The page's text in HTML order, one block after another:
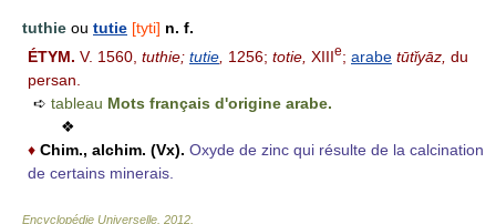
tuthie ou tutie [tyti] n. f.
ÉTYM. V. 1560, tuthie; tutie, 1256; totie, XIIIe; arabe tūtǐyāz, du
persan.
➪ tableau Mots français d'origine arabe.
❖
♦ Chim., alchim. (Vx). Oxyde de zinc qui résulte de la calcination
de certains minerais.
Encyclopédie Universelle 2012